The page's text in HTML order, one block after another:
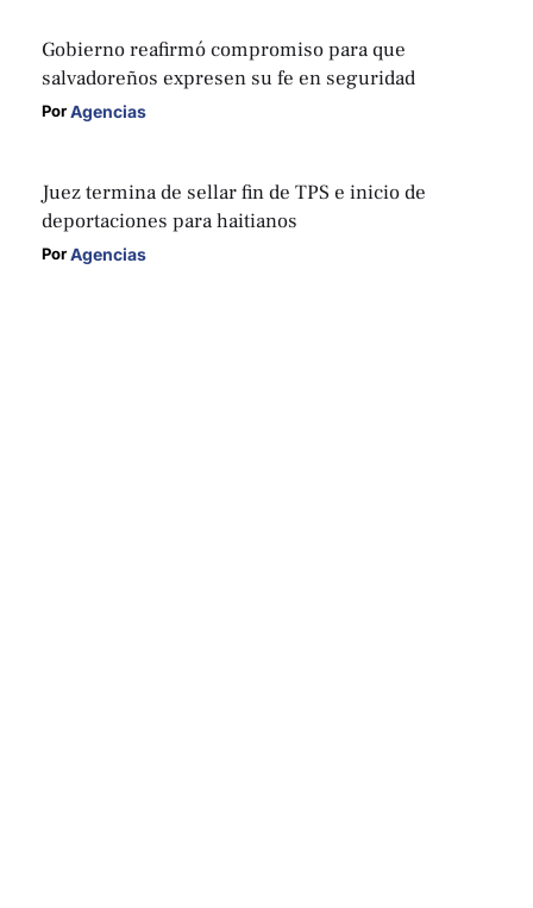
Gobierno reafirmó compromiso para que
salvadoreños expresen su fe en seguridad
Por Agencias
Juez termina de sellar fin de TPS e inicio de
deportaciones para haitianos
Por Agencias